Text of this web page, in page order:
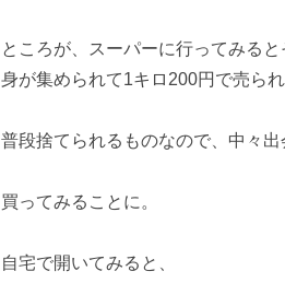
ところが、スーパーに行ってみる
身が集められて1キロ200円で売られ
普段捨てられるものなので、中々出
買ってみることに。
自宅で開いてみると、